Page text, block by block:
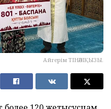
Айгерім ТІНӘЛІҚЫЗЫ.